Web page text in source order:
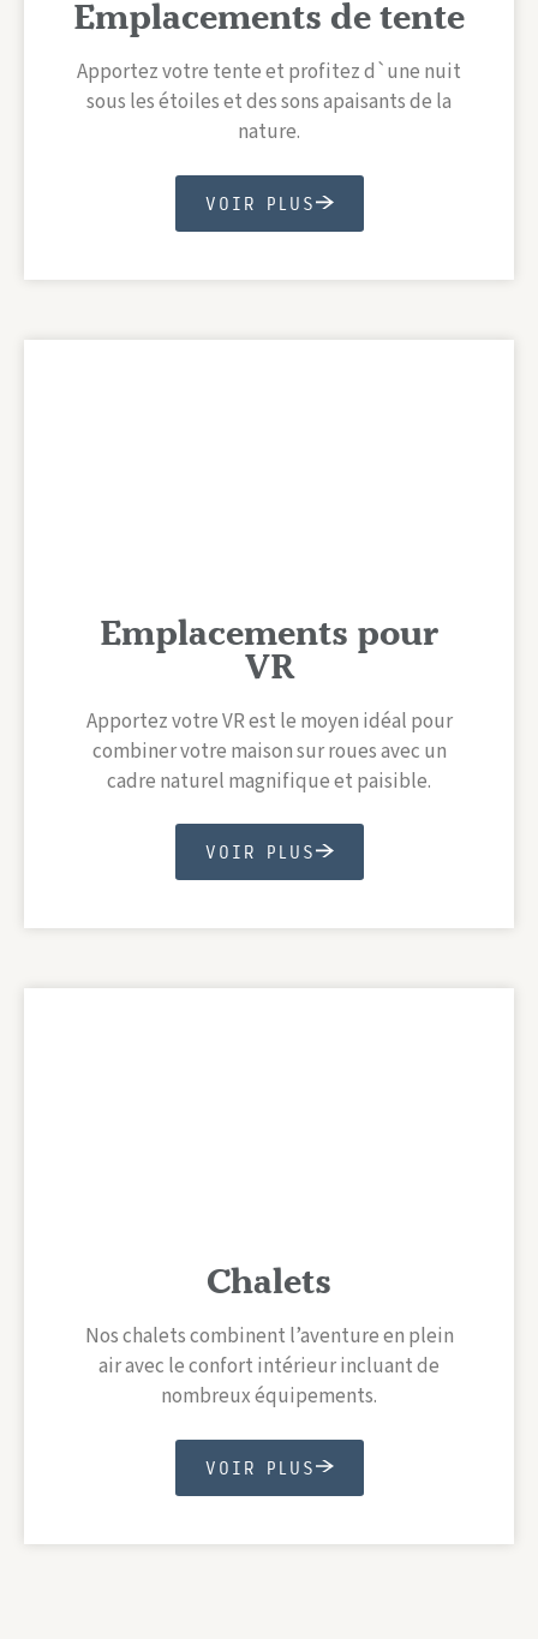
Emplacements de tente
Apportez votre tente et profitez d`une nuit
sous les étoiles et des sons apaisants de la
nature.
VOIR PLUS
Emplacements pour
VR
Apportez votre VR est le moyen idéal pour
combiner votre maison sur roues avec un
cadre naturel magnifique et paisible.
VOIR PLUS
Chalets
Nos chalets combinent l’aventure en plein
air avec le confort intérieur incluant de
nombreux équipements.
VOIR PLUS